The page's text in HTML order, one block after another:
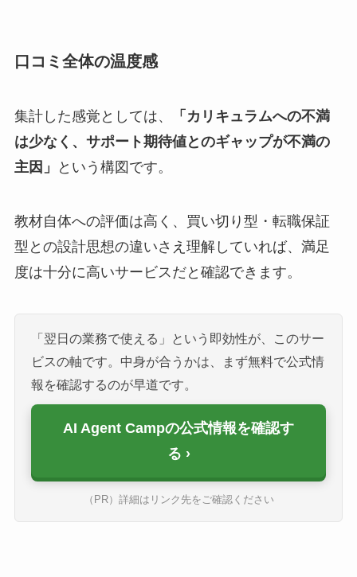
口コミ全体の温度感
集計した感覚としては、
「カリキュラムへの不満
は少なく、サポート期待値とのギャップが不満の
主因」
という構図です。
教材自体への評価は高く、買い切り型・転職保証
型との設計思想の違いさえ理解していれば、満足
度は十分に高いサービスだと確認できます。
「翌日の業務で使える」という即効性が、このサー
ビスの軸です。中身が合うかは、まず無料で公式情
報を確認するのが早道です。
AI Agent Campの公式情報を確認す
る
（PR）詳細はリンク先をご確認ください